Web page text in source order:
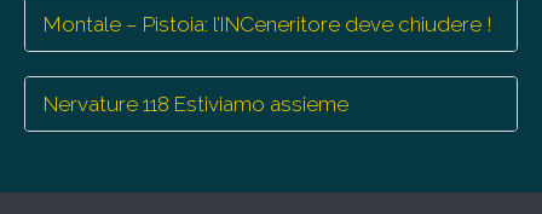
Montale – Pistoia: l’INCeneritore deve chiudere !
Nervature 118 Estiviamo assieme